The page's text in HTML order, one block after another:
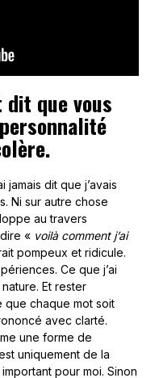
dit que vous
jamais dit que j’avais
Ni sur autre chose
au travers
« voilà comment j’ai
pompeux et ridicule.
Ce que j’ai
Et rester
que chaque mot soit
avec clarté.
une forme de
uniquement de la
pour moi. Sinon